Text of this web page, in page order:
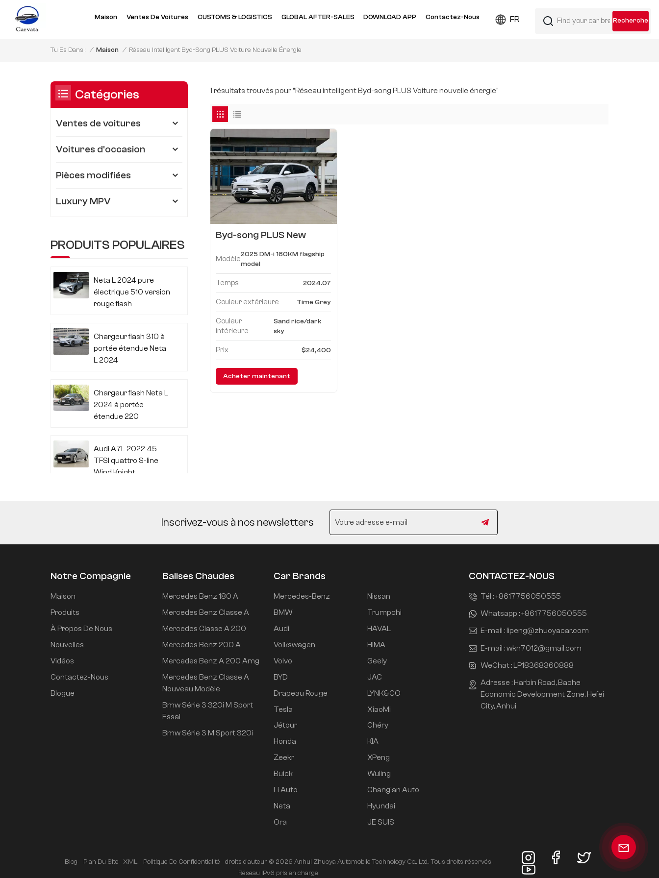
FR
Maison Ventes De Voitures CUSTOMS & LOGISTICS GLOBAL AFTER-SALES DOWNLOAD APP Contactez-Nous
Tu Es Dans : / Maison / Réseau Intelligent Byd-Song PLUS Voiture Nouvelle Énergie
1 résultats trouvés pour "Réseau intelligent Byd-song PLUS Voiture nouvelle énergie"
Byd-song PLUS New
produit phare PLUS
Modèle
2025 DM-i 160KM flagship
model
Temps 2024.07
Couleur extérieure Time Grey
Couleur
intérieure
Sand rice/dark
sky
Prix $24,400
Acheter maintenant
Catégories
Ventes de voitures
Voitures d'occasion
Pièces modifiées
Luxury MPV
PRODUITS POPULAIRES
Neta L 2024 pure
électrique 510 version
rouge flash
Chargeur flash 310 à
portée étendue Neta
L 2024
Chargeur flash Neta L
2024 à portée
étendue 220
Audi A7L 2022 45
TFSI quattro S-line
Wind Knight
Mi SU7 2024, version
portée à propulsion
super longue durée
Inscrivez-vous à nos newsletters
Notre Compagnie
Maison
Produits
À Propos De Nous
Nouvelles
Vidéos
Contactez-Nous
Blogue
Balises Chaudes
Mercedes Benz 180 A
Mercedes Benz Classe A
Mercedes Classe A 200
Mercedes Benz 200 A
Mercedes Benz A 200 Amg
Mercedes Benz Classe A
Nouveau Modèle
Bmw Série 3 320i M Sport
Essai
Bmw Série 3 M Sport 320i
Car Brands
Mercedes-Benz
BMW
Audi
Volkswagen
Volvo
BYD
Drapeau Rouge
Tesla
Jétour
Honda
Zeekr
Buick
Li Auto
Neta
Ora
Nissan
Trumpchi
HAVAL
HIMA
Geely
JAC
LYNK&CO
XiaoMi
Chéry
KIA
XPeng
Wuling
Chang'an Auto
Hyundai
JE SUIS
CONTACTEZ-NOUS
Tél :+8617756050555
Whatsapp :+8617756050555
E-mail : lipeng@zhuoyacar.com
E-mail :wkn7012@gmail.com
WeChat : LP18368360888
Adresse : Harbin Road, Baohe
Economic Development Zone, Hefei
City, Anhui
Blog Plan Du Site XML Politique De Confidentialité
droits d'auteur © 2026 Anhui Zhuoya Automobile Technology Co., Ltd.. Tous droits réservés .
Réseau IPv6 pris en charge